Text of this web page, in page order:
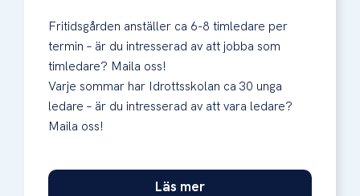
Fritidsgården anställer ca 6-8 timledare per
termin – är du intresserad av att jobba som
timledare? Maila oss!
Varje sommar har Idrottsskolan ca 30 unga
ledare – är du intresserad av att vara ledare?
Maila oss!
Läs mer